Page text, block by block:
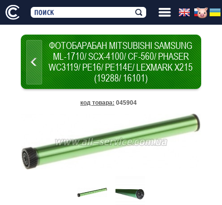
ФОТОБАРАБАН MITSUBISHI SAMSUNG
ML-1710/ SCX-4100/ CF-560/ PHASER
WC3119/ РE16/ PE114E/ LEXMARK X215
(19288/ 16101)
код товара: 045904